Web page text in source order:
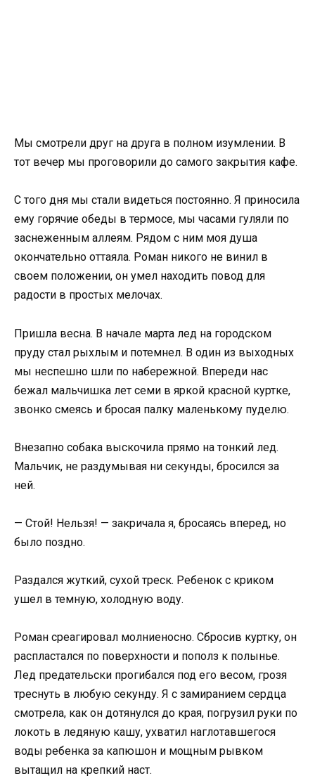
Мы смотрели друг на друга в полном изумлении. В
тот вечер мы проговорили до самого закрытия кафе.
С того дня мы стали видеться постоянно. Я приносила
ему горячие обеды в термосе, мы часами гуляли по
заснеженным аллеям. Рядом с ним моя душа
окончательно оттаяла. Роман никого не винил в
своем положении, он умел находить повод для
радости в простых мелочах.
Пришла весна. В начале марта лед на городском
пруду стал рыхлым и потемнел. В один из выходных
мы неспешно шли по набережной. Впереди нас
бежал мальчишка лет семи в яркой красной куртке,
звонко смеясь и бросая палку маленькому пуделю.
Внезапно собака выскочила прямо на тонкий лед.
Мальчик, не раздумывая ни секунды, бросился за
ней.
— Стой! Нельзя! — закричала я, бросаясь вперед, но
было поздно.
Раздался жуткий, сухой треск. Ребенок с криком
ушел в темную, холодную воду.
Роман среагировал молниеносно. Сбросив куртку, он
распластался по поверхности и пополз к полынье.
Лед предательски прогибался под его весом, грозя
треснуть в любую секунду. Я с замиранием сердца
смотрела, как он дотянулся до края, погрузил руки по
локоть в ледяную кашу, ухватил наглотавшегося
воды ребенка за капюшон и мощным рывком
вытащил на крепкий наст.